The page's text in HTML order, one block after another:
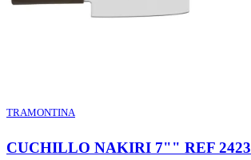
TRAMONTINA
CUCHILLO NAKIRI 7"" REF 2423